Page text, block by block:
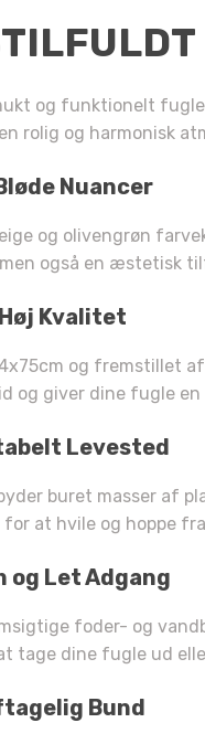
og funktionelt
rolig og harmonisk
Nuancer
og olivengrøn
også en æstetisk
Kvalitet
og fremstillet
og giver dine fugle en
Levested
buret masser af
at hvile og hoppe
og Let Adgang
foder- og
tage dine fugle ud
Bund
Du
10%
Fortæl